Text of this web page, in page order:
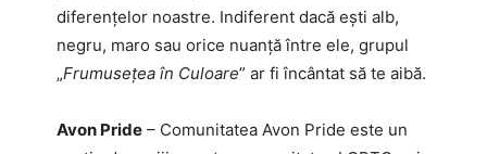
diferențelor noastre. Indiferent dacă ești alb,
negru, maro sau orice nuanță între ele, grupul
„Frumusețea în Culoare” ar fi încântat să te aibă.
Avon Pride – Comunitatea Avon Pride este un